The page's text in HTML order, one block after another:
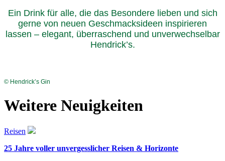
Ein Drink für alle, die das Besondere lieben und sich
gerne von neuen Geschmacksideen inspirieren
lassen – elegant, überraschend und unverwechselbar
Hendrick’s.
© Hendrick’s Gin
Weitere Neuigkeiten
Reisen
25 Jahre voller unvergesslicher Reisen & Horizonte